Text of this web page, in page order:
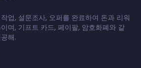
업, 설문조사, 오퍼를 완료하여 돈과 리워
며, 기프트 카드, 페이팔, 암호화폐와 같
해.